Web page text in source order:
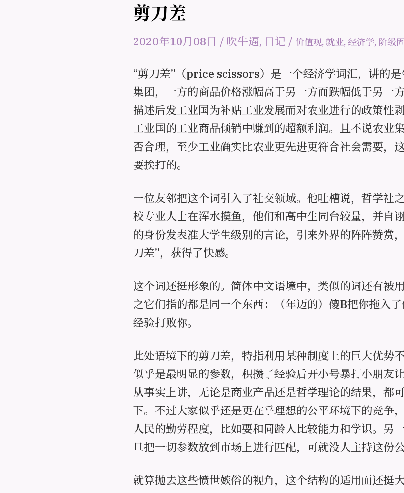
剪刀差
2020年10月08日 / 吹牛逼, 日记 / 价值观,就业, 经济学, 阶级
“剪刀差”（price scissors）是一个经济学词汇，讲的
集团，一方的商品价格涨幅高于另一方而跌幅低于另一
描述后发工业国为补贴工业发展而对农业进行的政策性
工业国的工业商品倾销中赚到的超额利润。且不说农业
否合理，至少工业确实比农业更先进更符合社会需要，
要挨打的。
一位友邻把这个词引入了社交领域。他吐槽说，哲学社
校专业人士在浑水摸鱼，他们和高中生同台较量，并自
的身份发表准大学生级别的言论，引来外界的阵阵赞赏
刀差”，获得了快感。
这个词还挺形象的。简体中文语境中，类似的词还有被
之它们指的都是同一个东西：（年迈的）傻B把你拖入
经验打败你。
此处语境下的剪刀差，特指利用某种制度上的巨大优势
似乎是最明显的参数，积攒了经验后开小号暴打小朋友
从事实上讲，无论是商业产品还是哲学理论的结果，都
下。不过大家似乎还是更在乎理想的公平环境下的竞争
人民的勤劳程度，比如要和同龄人比较能力和学识。另
旦把一切参数放到市场上进行匹配，可就没人主持这份公
就算抛去这些愤世嫉俗的视角，这个结构的适用面还挺